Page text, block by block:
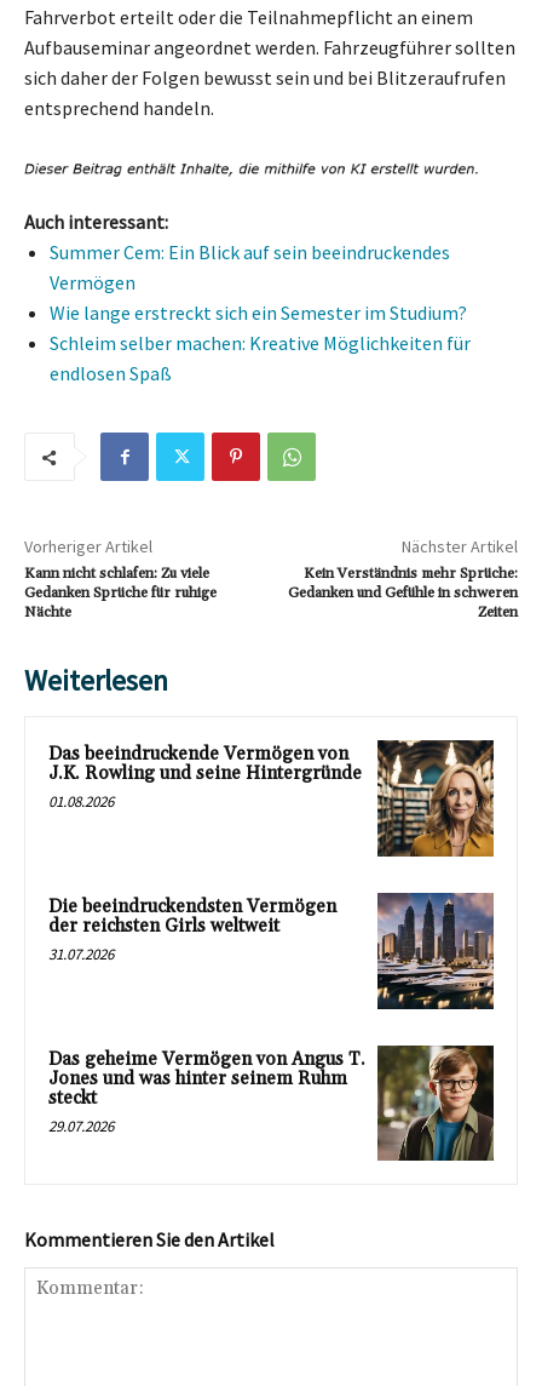
Fahrverbot erteilt oder die Teilnahmepflicht an einem
Aufbauseminar angeordnet werden. Fahrzeugführer sollten
sich daher der Folgen bewusst sein und bei Blitzeraufrufen
entsprechend handeln.
Auch interessant:
Summer Cem: Ein Blick auf sein beeindruckendes
Vermögen
Wie lange erstreckt sich ein Semester im Studium?
Schleim selber machen: Kreative Möglichkeiten für
endlosen Spaß
Vorheriger Artikel
Kann nicht schlafen: Zu viele
Gedanken Sprüche für ruhige
Nächte
Nächster Artikel
Kein Verständnis mehr Sprüche:
Gedanken und Gefühle in schweren
Zeiten
Weiterlesen
Das beeindruckende Vermögen von
J.K. Rowling und seine Hintergründe
01.08.2026
Die beeindruckendsten Vermögen
der reichsten Girls weltweit
31.07.2026
Das geheime Vermögen von Angus T.
Jones und was hinter seinem Ruhm
steckt
29.07.2026
Kommentieren Sie den Artikel